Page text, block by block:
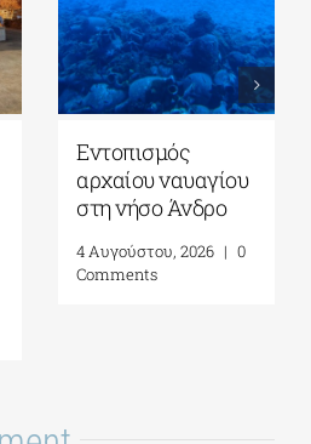
ΓΑΚ-Ιστορικό
Αρχείο/Μουσείο
Ύδρας| “ΤΡΕΙΣ
ΦΩΝΕΣ”| 07
Αυγούστου 2026